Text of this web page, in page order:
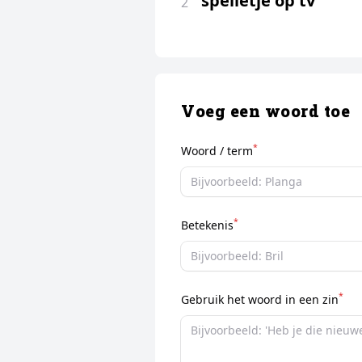
Voeg een woord toe
Woord / term*
Betekenis*
Gebruik het woord in een zin*